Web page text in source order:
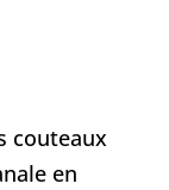
couteaux
en